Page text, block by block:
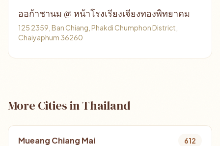
ออก้าชานม @ หน้าโรงเรียงเจียงทองพิทยาคม
125 2359, Ban Chiang, Phakdi Chumphon District,
Chaiyaphum 36260
More Cities in Thailand
Mueang Chiang Mai 612